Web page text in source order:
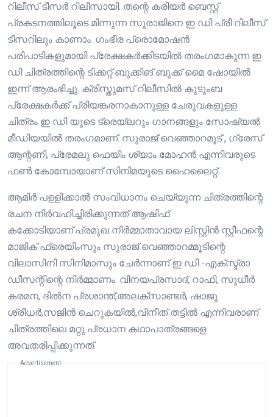
റിലീസ് ടീസർ റിലീസായി. തന്റെ കരിയർ ബെസ്റ്റ്
പ്രകടനത്തിലൂടെ മിന്നുന്ന സുരാജിനെ ഇ ഡി പ്രീ റിലീസ്
ടീസറിലും കാണാം. ഗംഭീര പ്രൊമോഷൻ
പരിപാടികളുമായി പ്രേക്ഷകർക്കിടയിൽ തരംഗമാകുന്ന ഇ
ഡി ചിത്രത്തിന്റെ ടിക്കറ്റ് ബുക്കിങ് ബുക്ക് മൈ ഷോയിൽ
ഇന്ന് ആരംഭിച്ചു. ക്രിസ്തുമസ് റിലീസിൽ കുടുംബ
പ്രേക്ഷകർക്ക് പ്രിയങ്കരനാകാനുള്ള ചേരുവകളുള്ള
ചിത്രം ഇ ഡി യുടെ ട്രെയ്‌ലറും ഗാനങ്ങളും സോഷ്യൽ
മീഡിയയിൽ തരംഗമാണ്. സുരാജ് വെഞ്ഞാറമൂട്‌ , ഗ്രേസ്‌
ആന്റണി, പ്രേമലു ഫെയിം ശ്യാം മോഹൻ എന്നിവരുടെ
ഫൺ കോമ്പോയാണ്‌ സിനിമയുടെ ഹൈലൈറ്റ്‌.
ആമിർ പള്ളിക്കാൽ സംവിധാനം ചെയ്യുന്ന ചിത്രത്തിന്റെ
രചന നിർവഹിച്ചിരിക്കുന്നത് ആഷിഫ്
കക്കോടിയാണ്.പ്രമുഖ നിർമ്മാതാവായ ലിസ്റ്റിൻ സ്റ്റീഫന്റെ
മാജിക് ഫ്രെയിംസും സുരാജ് വെഞ്ഞാറമ്മൂടിന്റെ
വിലാസിനി സിനിമാസും ചേർന്നാണ് ഇ ഡി -എക്സ്ട്രാ
ഡീസന്റിന്റെ നിർമ്മാണം. വിനയപ്രസാദ്‌, റാഫി, സുധീർ
കരമന, ദിൽന പ്രശാന്ത്,അലക്‌സാണ്ടർ, ഷാജു
ശ്രീധർ,സജിൻ ചെറുകയിൽ,വിനീത് തട്ടിൽ എന്നിവരാണ്
ചിത്രത്തിലെ മറ്റു പ്രധാന കഥാപാത്രങ്ങളെ
അവതരിപ്പിക്കുന്നത്.
Advertisement